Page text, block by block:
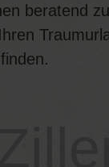
beratend